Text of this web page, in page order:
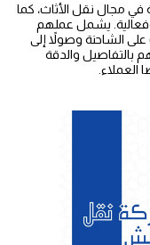
مجال نقل الأثاث، كما
يشمل عملهم
الشاحنة وصولاً إلى
بالتفاصيل والدقة